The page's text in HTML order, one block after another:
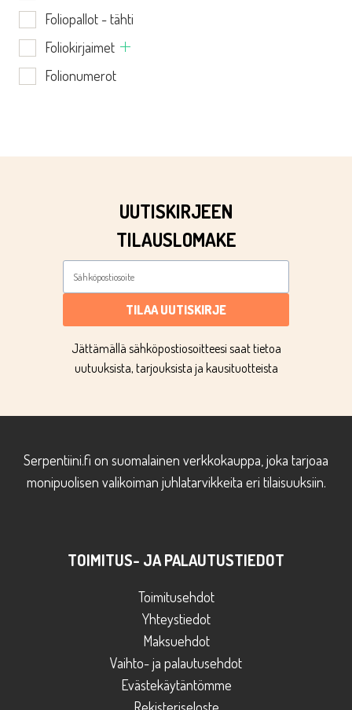
Foliopallot - tähti
Foliokirjaimet
Folionumerot
UUTISKIRJEEN
TILAUSLOMAKE
TILAA UUTISKIRJE
Jättämällä sähköpostiosoitteesi saat tietoa
uutuuksista, tarjouksista ja kausituotteista
Serpentiini.fi on suomalainen verkkokauppa, joka tarjoaa
monipuolisen valikoiman juhlatarvikkeita eri tilaisuuksiin.
TOIMITUS- JA PALAUTUSTIEDOT
Toimitusehdot
Yhteystiedot
Maksuehdot
Vaihto- ja palautusehdot
Evästekäytäntömme